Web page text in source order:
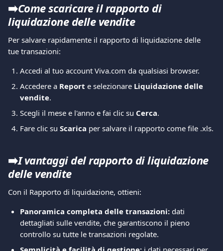
➡️Come scaricare il rapporto di
liquidazione delle vendite
Per salvare rapidamente il rapporto di liquidazione delle
tue transazioni:
Accedi al tuo account Viva.com da qualsiasi browser.
Accedere a Report e selezionare Liquidazione delle
vendite.
Scegli il mese e l'anno e fai clic su Cerca.
Fare clic su Scarica per salvare il rapporto come file .xls.
➡️I vantaggi del rapporto di liquidazione
delle vendite
Con il Rapporto di liquidazione, ottieni:
Panoramica completa delle transazioni: dati
dettagliati sulle vendite, che garantiscono il pieno
controllo su tutte le transazioni regolate.